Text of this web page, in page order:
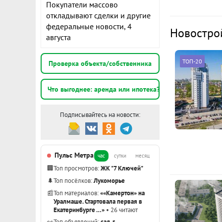
Покупатели массово
откладывают сделки и другие
федеральные новости, 4
августа
Проверка объекта/собственника
Что выгоднее: аренда или ипотека?
Подписывайтесь на новости:
Пульс Метра час сутки месяц
🏢Топ просмотров:ЖК "7 Ключей"
🌲Топ посёлков:Лукоморье
📰Топ материалов:««Камертон» на
Уралмаше. Стартовала первая в
Екатеринбурге …» • 26 читают
Показать
ТОП-20